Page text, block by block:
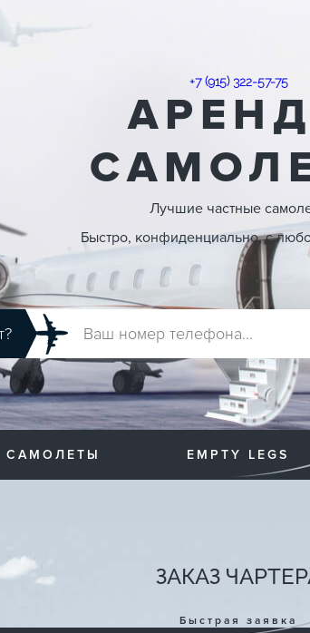
+7 (915) 322-57-75
Лучшие частные
Быстро, конфиденциально, с
САМОЛЕТЫ EMPTY LEGS
ЗАКАЗ
Быстрая заявка